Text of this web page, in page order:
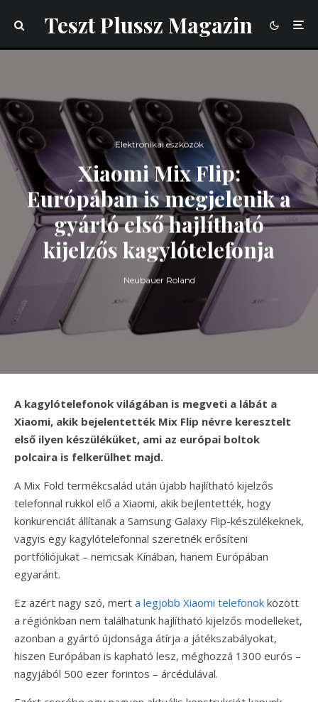
Teszt Plussz Magazin
Elektronikai eszközök
Xiaomi Mix Flip:
Európában is megjelenik a
gyártó első hajlítható
kijelzős kagylótelefonja
Neubauer Roland
A kagylótelefonok világában is megveti a lábát a
Xiaomi, akik bejelentették Mix Flip névre keresztelt
első ilyen készüléküket, ami az európai boltok
polcaira is felkerülhet majd.
A Mix Fold termékcsalád után újabb hajlítható kijelzős
telefonnal rukkol elő a Xiaomi, akik bejlentették, hogy
konkurenciát állítanak a Samsung Galaxy Flip-készülékeknek,
vagyis egy kagylótelefonnal szeretnék erősíteni
portfóliójukat – nemcsak Kínában, hanem Európában
egyaránt.
Ez azért nagy szó, mert a legjobb Xiaomi telefonok között
a régiónkban nem találhatunk hajlítható kijelzős modelleket,
azonban a gyártó újdonsága átírja a játékszabályokat,
hiszen Európában is kapható lesz, méghozzá 1300 eurós –
nagyjából 500 ezer forintos – árcédulával.